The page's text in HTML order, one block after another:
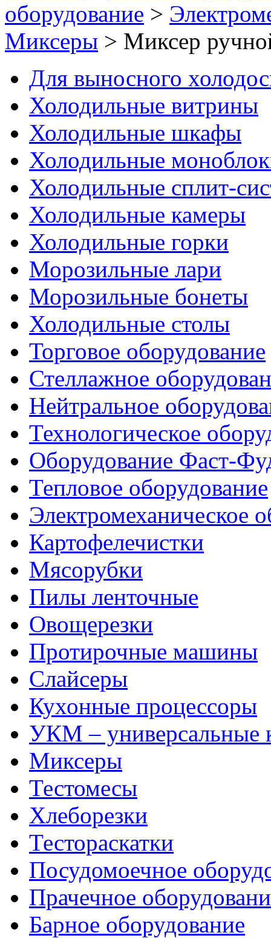
оборудование >
Миксеры > Миксер
Для выносного
Холодильные витрины
Холодильные шкафы
Холодильные
Холодильные сплит-
Холодильные камеры
Холодильные горки
Морозильные лари
Морозильные бонеты
Холодильные столы
Торговое оборудование
Стеллажное
Нейтральное
Технологическое
Оборудование Фаст-
Тепловое оборудование
Электромеханическое
Картофелечистки
Мясорубки
Пилы ленточные
Овощерезки
Протирочные машины
Слайсеры
Кухонные процессоры
УКМ – универсальные
Миксеры
Тестомесы
Хлеборезки
Тестораскатки
Посудомоечное
Прачечное
Барное оборудование